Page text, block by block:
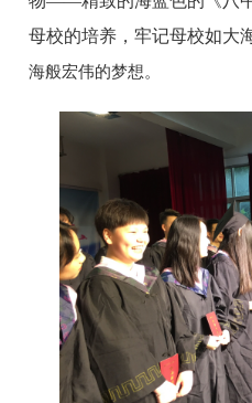
母校的培养，牢记母校如大
海般宏伟的梦想。